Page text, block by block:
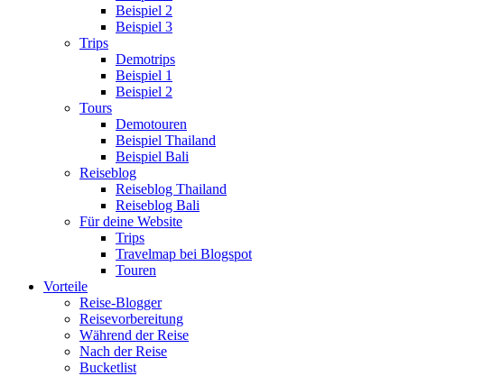
Beispiel 2
Beispiel 3
Trips
Demotrips
Beispiel 1
Beispiel 2
Tours
Demotouren
Beispiel Thailand
Beispiel Bali
Reiseblog
Reiseblog Thailand
Reiseblog Bali
Für deine Website
Trips
Travelmap bei Blogspot
Touren
Vorteile
Reise-Blogger
Reisevorbereitung
Während der Reise
Nach der Reise
Bucketlist